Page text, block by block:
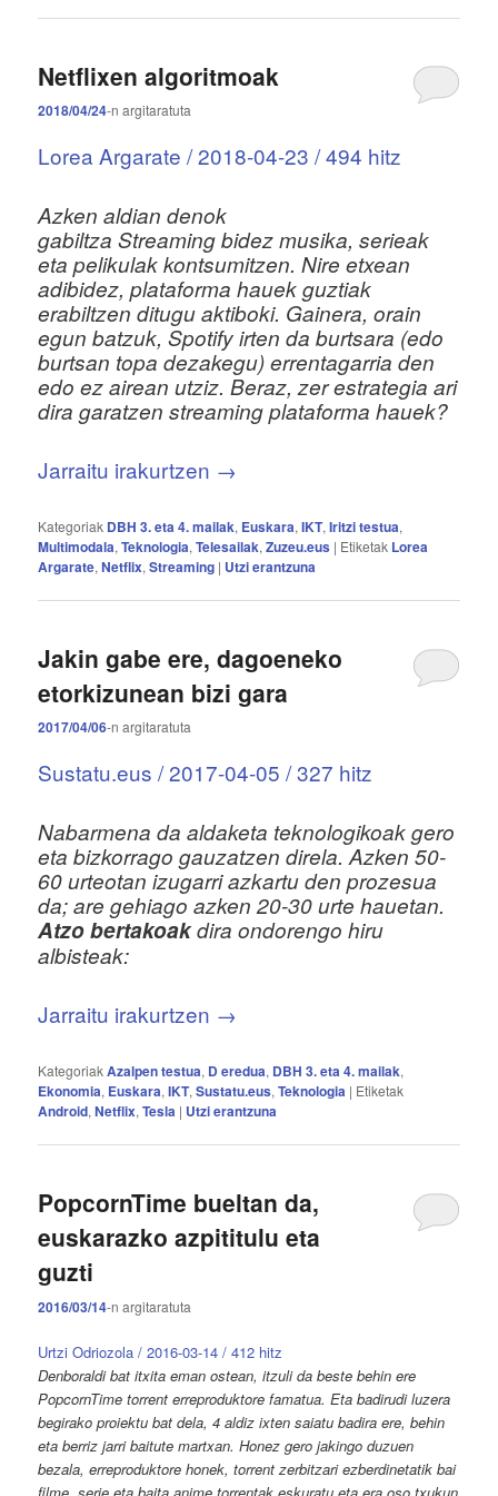
Netflixen algoritmoak
2018/04/24-nargitaratuta
Lorea Argarate / 2018-04-23 / 494 hitz
Azken aldian denok
gabiltza Streaming bidez musika, serieak
eta pelikulak kontsumitzen. Nire etxean
adibidez, plataforma hauek guztiak
erabiltzen ditugu aktiboki. Gainera, orain
egun batzuk, Spotify irten da burtsara (edo
burtsan topa dezakegu) errentagarria den
edo ez airean utziz. Beraz, zer estrategia ari
dira garatzen streaming plataforma hauek?
Jarraitu irakurtzen →
Kategoriak DBH 3. eta 4. mailak, Euskara,IKT,Iritzi testua,
Multimodala,Teknologia,Telesailak,Zuzeu.eus | Etiketak Lorea
Argarate,Netflix,Streaming | Utzi erantzuna
Jakin gabe ere, dagoeneko
etorkizunean bizi gara
2017/04/06-nargitaratuta
Sustatu.eus / 2017-04-05 / 327 hitz
Nabarmena da aldaketa teknologikoak gero
eta bizkorrago gauzatzen direla. Azken 50-
60 urteotan izugarri azkartu den prozesua
da; are gehiago azken 20-30 urte hauetan.
Atzo bertakoakdira ondorengo hiru
albisteak:
Jarraitu irakurtzen →
KategoriakAzalpen testua, D eredua, DBH 3. eta 4. mailak,
Ekonomia, Euskara,IKT,Sustatu.eus,Teknologia | Etiketak
Android,Netflix,Tesla | Utzi erantzuna
PopcornTime bueltan da,
euskarazko azpititulu eta
guzti
2016/03/14-nargitaratuta
Urtzi Odriozola / 2016-03-14 / 412 hitz
Denboraldi bat itxita eman ostean, itzuli da beste behin ere
PopcornTime torrent erreproduktore famatua. Eta badirudi luzera
begirako proiektu bat dela, 4 aldiz ixten saiatu badira ere, behin
eta berriz jarri baitute martxan. Honez gero jakingo duzuen
bezala, erreproduktore honek, torrent zerbitzari ezberdinetatik bai